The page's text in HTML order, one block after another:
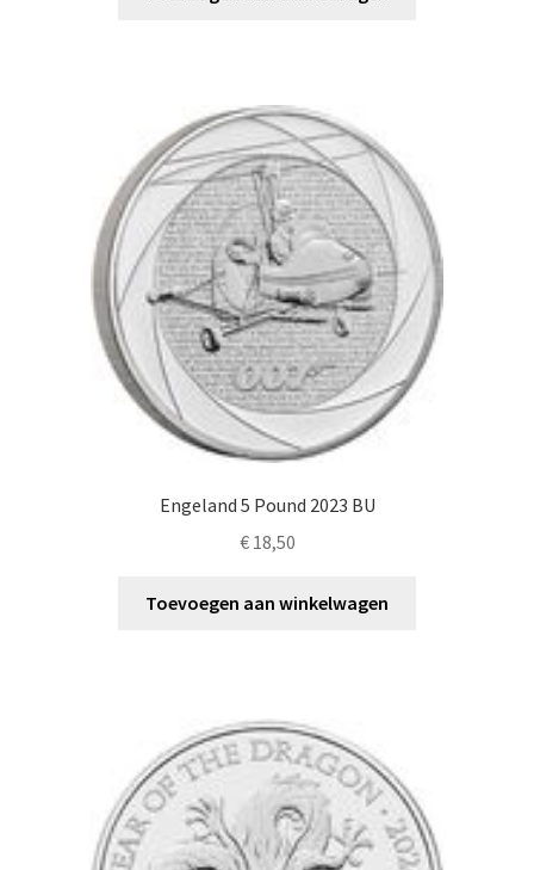
Engeland 5 Pound 2023 BU
€18,50
Toevoegen aan winkelwagen